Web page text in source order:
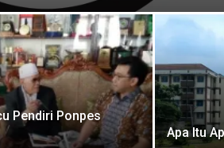
Pendiri Ponpes
Apa Itu